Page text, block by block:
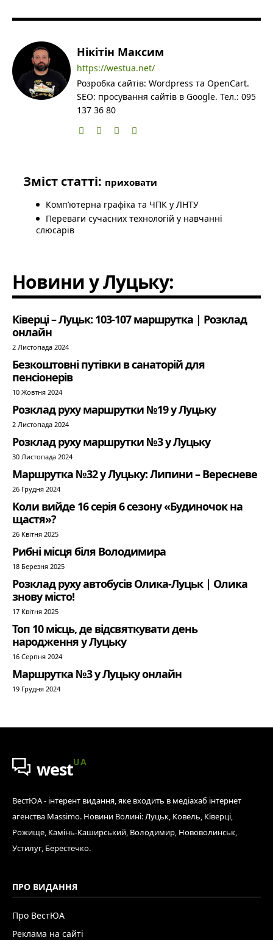
Нікітін Максим
https://westua.net/
Розробка сайтів: Wordpress та OpenCart.
SEO: просування сайтів в Google. Тел.: 095
137 36 80
Зміст статті: приховати
Комп’ютерна графіка та ЧПК у ЛНТУ
Переваги сучасних технологій у навчанні
слюсарів
Новини у Луцьку:
Ківерці – Луцьк: 103-107 маршрутка | Розклад
онлайн
2 Листопада 2024
Безкоштовні путівки в санаторій для
пенсіонерів
10 Жовтня 2024
Розклад руху маршрутки №19 у Луцьку
2 Листопада 2024
Розклад руху маршрутки №3 у Луцьку
30 Листопада 2024
Маршрутка №32 у Луцьку: Липини – Вересневе
26 Грудня 2024
Коли вийде 16 серія 6 сезону «Будиночок на
щастя»?
26 Квітня 2025
Рибні місця біля Володимира
18 Березня 2025
Розклад руху автобусів Олика-Луцьк | Олика
знову місто!
17 Квітня 2025
Топ 10 місць, де відсвяткувати день
народження у Луцьку
16 Серпня 2024
Маршрутка №3 у Луцьку онлайн
19 Грудня 2024
westUA
ВестЮА - інтерент видання, яке входить в медіахаб інтернет
агенства Massimo. Новини Волині: Луцьк, Ковель, Ківерці,
Рожище, Камінь-Каширський, Володимир, Нововолинськ,
Устилуг, Берестечко.
ПРО ВИДАННЯ
Про ВестЮА
Реклама на сайті